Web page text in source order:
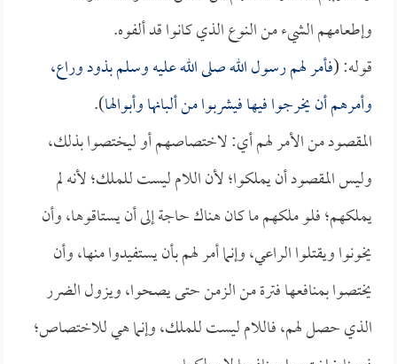
وإطعامهم الشيء من النوع الذي كانوا قد ألفوه.
قوله: (فأمر لهم رسول الله صلى الله عليه وسلم بذود وراع،
وأمرهم أن يخرجوا فيها فيشربوا من ألبانها وأبوالها).
المقصود من الأمر لهم أي: لاختصاصهم أو ليختصوا بذلك،
وليس المقصود أن يملكوا؛ لأن اللام ليست للملك؛ لأنه لم
يملكهم؛ فلو ملكهم ما كان هناك حاجة إلى أن يستاقوها، وأن
يخونوا ويقتلوا الراعي، وإنما أمر لهم بأن يستفيدوا منها، وأن
يختصوا بمنافعها فترة من الزمن حتى يصحوا، ويزول الضرر
الذي حصل لهم، فاللام ليست للملك، وإنما هي للاختصاص؛